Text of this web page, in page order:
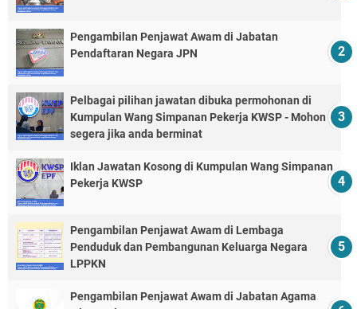
Pengambilan Penjawat Awam di Jabatan
Pendaftaran Negara JPN
Pelbagai pilihan jawatan dibuka permohonan di
Kumpulan Wang Simpanan Pekerja KWSP - Mohon
segera jika anda berminat
Iklan Jawatan Kosong di Kumpulan Wang Simpanan
Pekerja KWSP
Pengambilan Penjawat Awam di Lembaga
Penduduk dan Pembangunan Keluarga Negara
LPPKN
Pengambilan Penjawat Awam di Jabatan Agama